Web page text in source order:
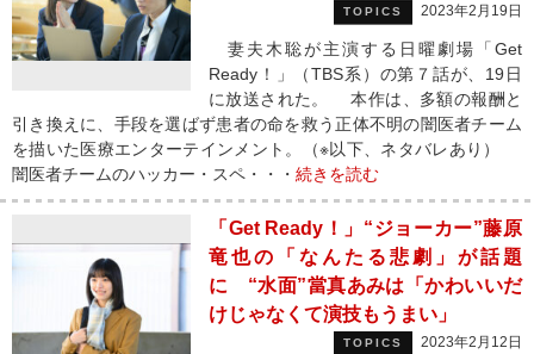
TOPICS 2023年2月19日
妻夫木聡が主演する日曜劇場「Get
Ready！」（TBS系）の第７話が、19日
に放送された。 本作は、多額の報酬と
引き換えに、手段を選ばず患者の命を救う正体不明の闇医者チーム
を描いた医療エンターテインメント。（※以下、ネタバレあり）
闇医者チームのハッカー・スペ・・・ 続きを読む
「Get Ready！」“ジョーカー”藤原
竜也の「なんたる悲劇」が話題
に “水面”當真あみは「かわいいだ
けじゃなくて演技もうまい」
TOPICS 2023年2月12日